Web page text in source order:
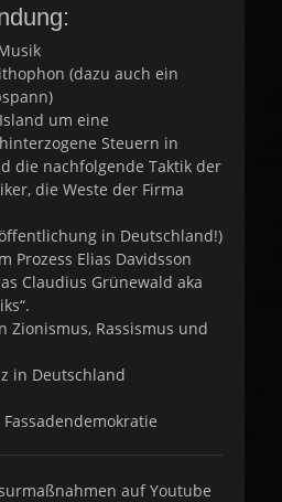
(dazu auch ein
um eine
Steuern in
die nachfolgende Taktik der
die Weste der Firma
in Deutschland!)
Prozess Elias Davidsson
Claudius Grünewald aka
Zionismus, Rassismus und
in Deutschland
auf Youtube